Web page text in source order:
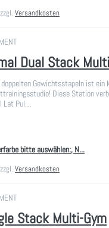
Versandkosten
Produkt liegen noch
Dual Stack
Gewichtsstapeln ist ein
Diese Station
Lat Pul…
bitte auswählen:, N...
Versandkosten
Produkt liegen noch
Stack Multi-Gym